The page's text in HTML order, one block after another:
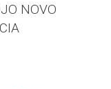
NOVO